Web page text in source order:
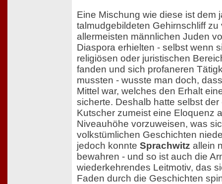
Eine Mischung wie diese ist dem
talmudgebildeten Gehirnschliff
allermeisten männlichen Juden
Diaspora erhielten - selbst wenn
religiösen oder juristischen
fanden und sich profaneren
mussten - wusste man doch,
Mittel war, welches den Erhalt
sicherte. Deshalb hatte selbst
Kutscher zumeist eine Eloquenz
Niveauhöhe vorzuweisen, was
volkstümlichen Geschichten
jedoch konnte Sprachwitz allein
bewahren - und so ist auch die
wiederkehrendes Leitmotiv, das
Faden durch die Geschichten